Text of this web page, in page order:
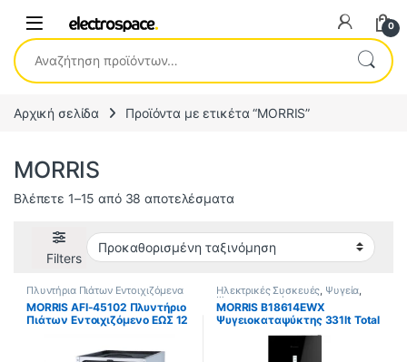
0
Αναζήτηση για:
Αρχική σελίδα Προϊόντα με ετικέτα “MORRIS”
MORRIS
Βλέπετε 1–15 από 38 αποτελέσματα
Filters
Πλυντήρια Πιάτων Εντοιχιζόμενα
MORRIS AFI-45102 Πλυντήριο
Πιάτων Εντοιχιζόμενο ΕΩΣ 12
Ηλεκτρικές Συσκευές, Ψυγεία,
Ψυγειοκαταψύκτες
MORRIS B18614EWX
Ψυγειοκαταψύκτης 331lt Total
NoFrost Υ186xΠ59.5xΒ65εκ.
Μαύρο ΕΩΣ 12 ΔΟΣΕΙΣ